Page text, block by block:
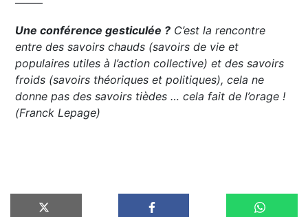
Une conférence gesticulée ? C’est la rencontre
entre des savoirs chauds (savoirs de vie et
populaires utiles à l’action collective) et des savoirs
froids (savoirs théoriques et politiques), cela ne
donne pas des savoirs tièdes … cela fait de l’orage !
(Franck Lepage)